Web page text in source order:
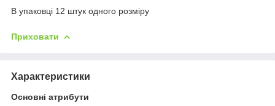
В упаковці 12 штук одного розміру
Приховати
Характеристики
Основні атрибути